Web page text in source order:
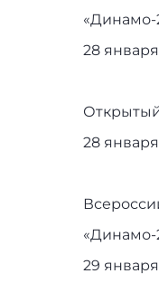
«Динамо-
28
28 января
«Динамо-
29